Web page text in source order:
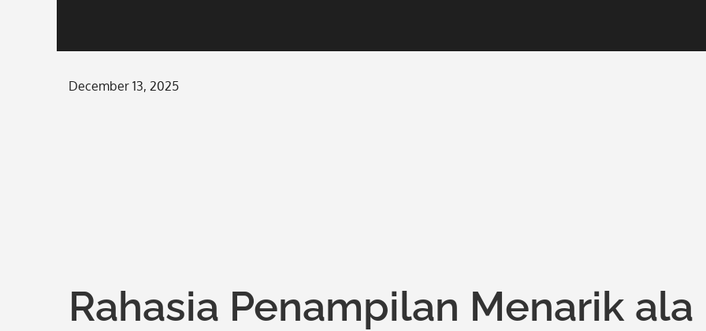
Posted
December 13, 2025
Rahasia Penampilan Menarik ala